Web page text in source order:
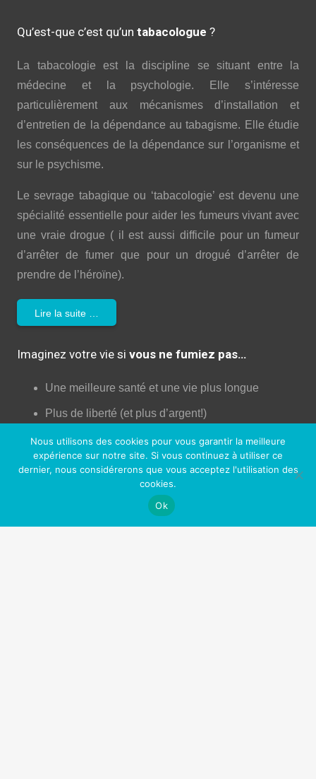
Qu’est-que c’est qu’un tabacologue ?
La tabacologie est la discipline se situant entre la
médecine et la psychologie. Elle s’intéresse
particulièrement aux mécanismes d’installation et
d’entretien de la dépendance au tabagisme. Elle étudie
les conséquences de la dépendance sur l’organisme et
sur le psychisme.
Le sevrage tabagique ou ‘tabacologie’ est devenu une
spécialité essentielle pour aider les fumeurs vivant avec
une vraie drogue ( il est aussi difficile pour un fumeur
d’arrêter de fumer que pour un drogué d’arrêter de
prendre de l’héroïne).
Lire la suite …
Imaginez votre vie si vous ne fumiez pas…
Une meilleure santé et une vie plus longue
Plus de liberté (et plus d’argent!)
Plus d’énergie et de confiance
Moins de dégâts pour votre corps!
Augmentation de la libido!
Nous utilisons des cookies pour vous garantir la meilleure
expérience sur notre site. Si vous continuez à utiliser ce
dernier, nous considérerons que vous acceptez l'utilisation des
cookies.
Ok